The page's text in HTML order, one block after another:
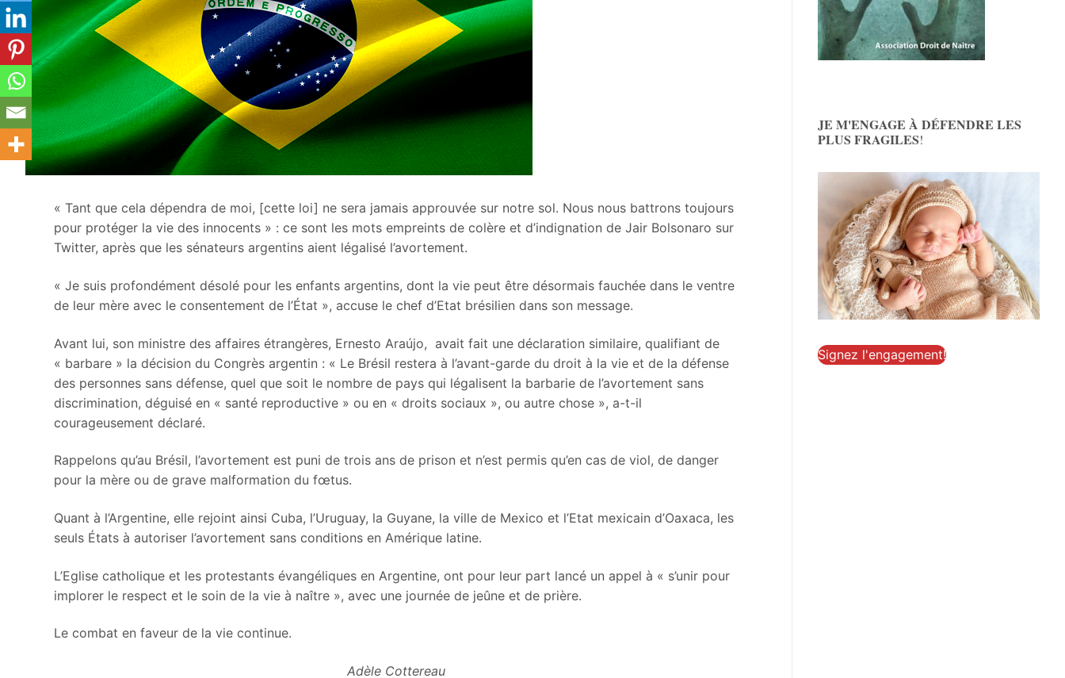
« Tant que cela dépendra de moi, [cette loi] ne sera jamais approuvée sur notre sol. Nous nous battrons toujours
pour protéger la vie des innocents » : ce sont les mots empreints de colère et d’indignation de Jair Bolsonaro sur
Twitter, après que les sénateurs argentins aient légalisé l’avortement.
« Je suis profondément désolé pour les enfants argentins, dont la vie peut être désormais fauchée dans le ventre
de leur mère avec le consentement de l’État », accuse le chef d’Etat brésilien dans son message.
Avant lui, son ministre des affaires étrangères, Ernesto Araújo, avait fait une déclaration similaire, qualifiant de
« barbare » la décision du Congrès argentin : « Le Brésil restera à l’avant-garde du droit à la vie et de la défense
des personnes sans défense, quel que soit le nombre de pays qui légalisent la barbarie de l’avortement sans
discrimination, déguisé en « santé reproductive » ou en « droits sociaux », ou autre chose », a-t-il
courageusement déclaré.
Rappelons qu’au Brésil, l’avortement est puni de trois ans de prison et n’est permis qu’en cas de viol, de danger
pour la mère ou de grave malformation du fœtus.
Quant à l’Argentine, elle rejoint ainsi Cuba, l’Uruguay, la Guyane, la ville de Mexico et l’Etat mexicain d’Oaxaca, les
seuls États à autoriser l’avortement sans conditions en Amérique latine.
L’Eglise catholique et les protestants évangéliques en Argentine, ont pour leur part lancé un appel à « s’unir pour
implorer le respect et le soin de la vie à naître », avec une journée de jeûne et de prière.
Le combat en faveur de la vie continue.
Adèle Cottereau
JE M'ENGAGE À DÉFENDRE LES
PLUS FRAGILES!
Signez l'engagement!